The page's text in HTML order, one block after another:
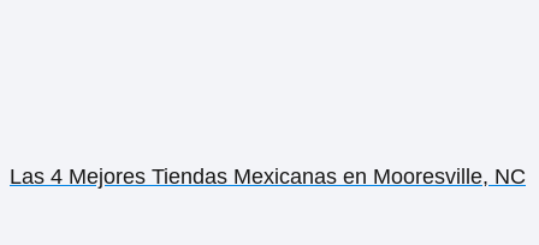
Las 4 Mejores Tiendas Mexicanas en Mooresville, NC